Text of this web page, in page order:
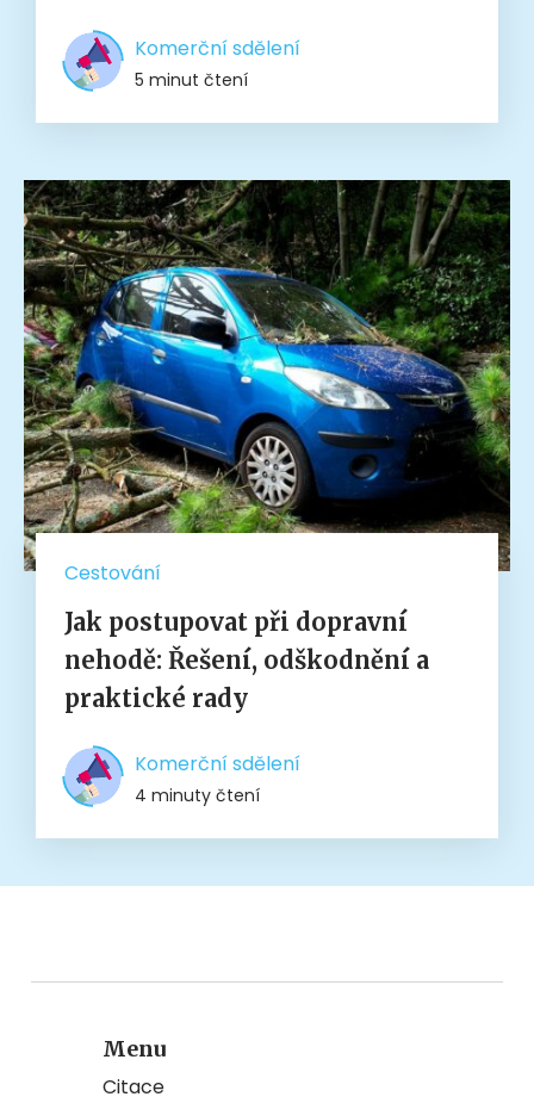
Komerční sdělení
5 minut čtení
Cestování
Jak postupovat při dopravní
nehodě: Řešení, odškodnění a
praktické rady
Komerční sdělení
4 minuty čtení
Menu
Citace